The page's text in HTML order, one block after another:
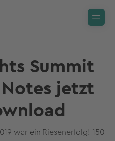
Summit
Notes jetzt
war ein Riesenerfolg! 150